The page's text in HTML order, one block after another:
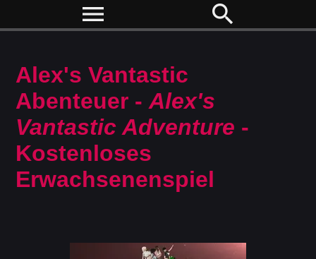
menu search
Alex's Vantastic
Abenteuer -Alex's
Vantastic Adventure -
Kostenloses
Erwachsenenspiel